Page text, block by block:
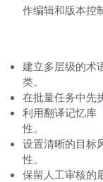
作编辑和版本控
建立多层级的术
类。
在批量任务中先
利用翻译记忆库
性。
设置清晰的目标
性。
保留人工审核的